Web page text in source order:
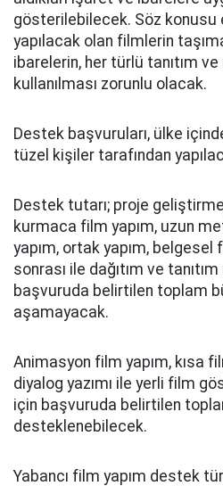
gösterilebilecek. Söz
yapılacak olan filmlerin
ibarelerin, her türlü tanıtım
kullanılması zorunlu olacak.
Destek başvuruları, ülke
tüzel kişiler tarafından
Destek tutarı; proje
kurmaca film yapım, uzun
yapım, ortak yapım, belgesel
sonrası ile dağıtım ve
başvuruda belirtilen toplam
aşamayacak.
Animasyon film yapım, kısa
diyalog yazımı ile yerli film
için başvuruda belirtilen
desteklenebilecek.
Yabancı film yapım destek